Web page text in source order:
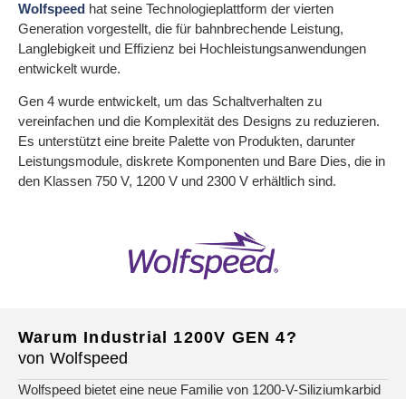
Wolfspeed hat seine Technologieplattform der vierten
Generation vorgestellt, die für bahnbrechende Leistung,
Langlebigkeit und Effizienz bei Hochleistungsanwendungen
entwickelt wurde.
Gen 4 wurde entwickelt, um das Schaltverhalten zu
vereinfachen und die Komplexität des Designs zu reduzieren.
Es unterstützt eine breite Palette von Produkten, darunter
Leistungsmodule, diskrete Komponenten und Bare Dies, die in
den Klassen 750 V, 1200 V und 2300 V erhältlich sind.
Warum Industrial 1200V GEN 4?
von Wolfspeed
Wolfspeed bietet eine neue Familie von 1200-V-Siliziumkarbid